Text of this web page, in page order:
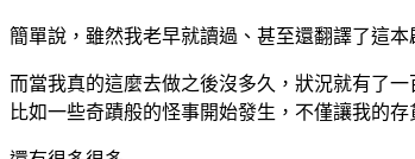
簡單說，雖然我老早就讀過、甚至還翻譯了這
而當我真的這麼去做之後沒多久，狀況就有了一
比如一些奇蹟般的怪事開始發生，不僅讓我的